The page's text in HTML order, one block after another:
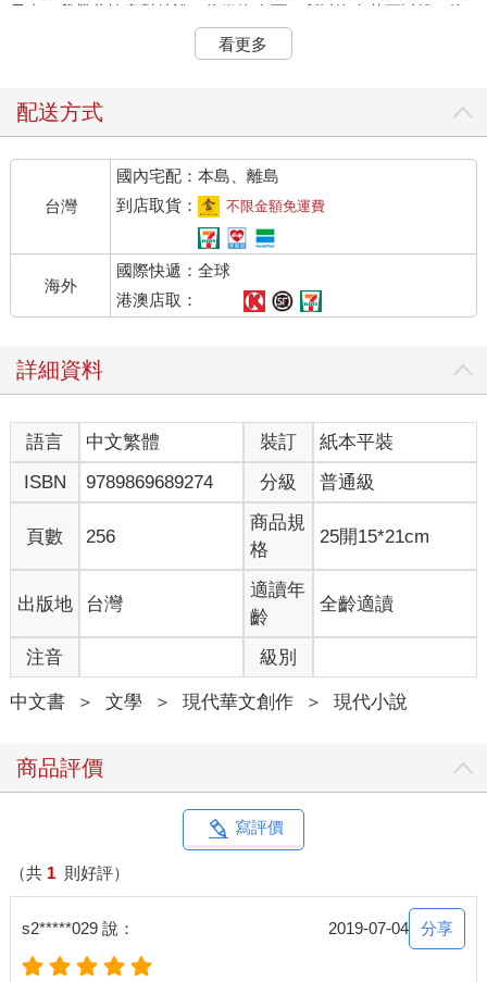
昆蟲。我帶著愧意對牠說，抱歉沒有雨，所以沒有草可以拔，沒
有地可以鋤，因此也沒有蚱蜢給你吃。
沒關係。胖胖用戴著黑眼罩的眼睛看著我。我會到你夢裡。
黑夜、黑土與黑色的山
Black Night, Black Earth, Black Range
醫護人員來幫忙運送遺體時，索菲跑過去幫忙抬著一角，她的身
高僅僅比抬起來的擔架高一些，但她想盡點力。邁耶媽媽變得很
輕，醫護人員抬起她時都嚇了一跳，索菲沒有跟他們說，邁耶媽
媽就站在門口，恢復成過去可以遮住一頭牛的樣子，她把一生的
負擔放下了。當擔架經過時她側開身子，微笑地看著他們把自己
邁耶夫婦為傑和索菲各留下一份就學基金以及繳足保費的健康保
險，不過傑壓根不想讀大學。因為這筆信託款項只能提領做為求
學使用，傑因此認為他有權賣掉小屋。但索菲則堅持留住小屋，
她相信邁耶爸爸媽媽的靈仍然留在這裡。傑那麼高大，索菲那麼
小，兩人就此相持不下。從某天開始，傑開始往索菲的房間重重
踹一腳才出門，索菲則每天到森林深處的瀑布底下大哭一場，直
到邁耶爸爸現身安慰她才有勇氣回家。她多麼希望那個曾經為她
打抱不平的哥哥回來，他很快會回來，離開的一定都會回來，不
一天索菲發現門上有黏稠液體的痕跡，她認為他以宣示領地的做
法來冒犯、威脅、羞辱她。幾天後從未獨自離家的儒艮失蹤了，
索菲以她的動物直覺跑到森林瀑布去，在一處長滿灌木的低矮樹
叢下找到了牠。牠的姿勢就像牠想討人撫摸時躺在地上的樣子。
儒艮始終是一副孩童般的面容，讓人忘了牠的年紀，索菲以為自
己可以哭出一個淚池，但此刻她一點都哭不出來。
穆勒是索菲第一個知心的女性好友，畢竟太少人能理解尋找雨蟲
這樣的古怪興趣了。穆勒教授說自己在投身這個領域時，多麼被
們怕妳手指頭裡還留著泥土。」還好指導教授布萊特鼓舞她，認
為只有她的決心和毅力配得上這種生物的神祕感。他告訴她說：
「妳想要真的了解這種動物，就得到世界各地去，搜尋所有有泥
土的地方。」過去幾十年來，她曾前往阿馬帕雨林，爬上樹，尋
找藏匿在樹間泥土裡的藍蚯蚓，深入南非赫魯赫魯威野生動物保
護區，在犀牛與長頸鹿旁挖掘巨大蚯蚓；到東方土壤肥沃的湄公
河畔的稻米產地，了解蚯蚓和農業的關係；去到原本不存在蚯蚓
看更多
配送方式
台灣
國內宅配：本島、離島
到店取貨：
不限金額免運費
海外
國際快遞：全球
港澳店取：
詳細資料
語言 中文繁體 裝訂
紙本平裝
ISBN
9789869689274 分級 普通級
頁數 256
商品規
格
25開15*21cm
出版地 台灣
適讀年
齡
全齡適讀
注音 級別
中文書 ＞ 文學 ＞ 現代華文創作 ＞ 現代小說
商品評價
寫評價
（共 1 則好評）
s2*****029 說： 2019-07-04 分享